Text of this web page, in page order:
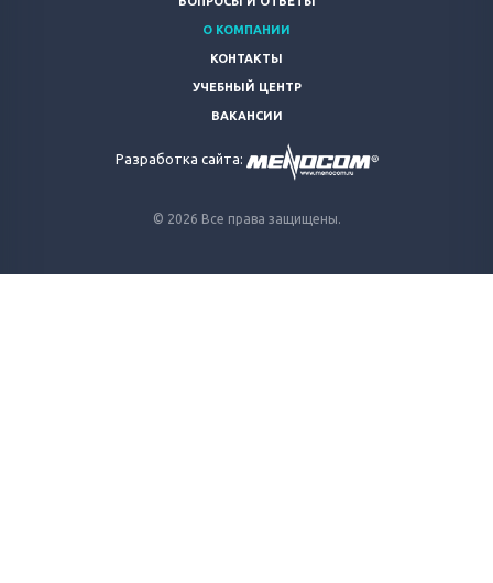
О КОМПАНИИ
КОНТАКТЫ
УЧЕБНЫЙ ЦЕНТР
ВАКАНСИИ
Разработка сайта:
© 2026 Все права защищены.